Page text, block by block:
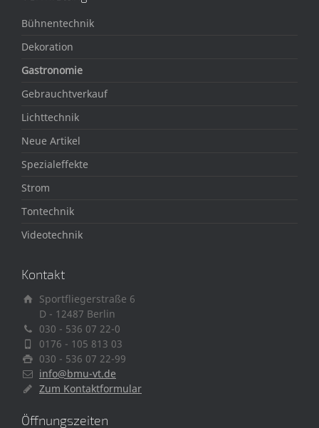
Bühnentechnik
Dekoration
Gastronomie
Gebrauchtverkauf
Lichttechnik
Neue Artikel
Spezialeffekte
Strom
Tontechnik
Videotechnik
Kontakt
Sportfliegerstraße 6
D - 12487 Berlin
030 - 536 07 22-0
0176 - 105 813 03
030 - 536 07 22-99
info@bmu-vt.de
Zum Kontaktformular
Öffnungszeiten